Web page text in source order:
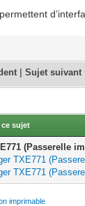
|Sujet suivant
ce sujet
(Passerelle
TXE771
TXE771
imprimable